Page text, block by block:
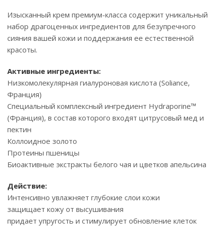
Изысканный крем премиум-класса содержит уникальный
набор драгоценных ингредиентов для безупречного
сияния вашей кожи и поддержания ее естественной
красоты.
Активные ингредиенты:
Низкомолекулярная гиалуроновая кислота (Soliance,
Франция)
Специальный комплексный ингредиент Hydraporine™
(Франция), в состав которого входят цитрусовый мед и
пектин
Коллоидное золото
Протеины пшеницы
Биоактивные экстракты белого чая и цветков апельсина
Действие:
Интенсивно увлажняет глубокие слои кожи
защищает кожу от высушивания
придает упругость и стимулирует обновление клеток